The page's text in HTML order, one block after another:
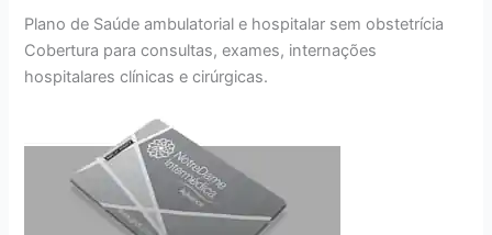
Plano de Saúde ambulatorial e hospitalar sem obstetrícia
Cobertura para consultas, exames, internações
hospitalares clínicas e cirúrgicas.